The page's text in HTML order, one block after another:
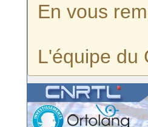
En vous
L'équipe du